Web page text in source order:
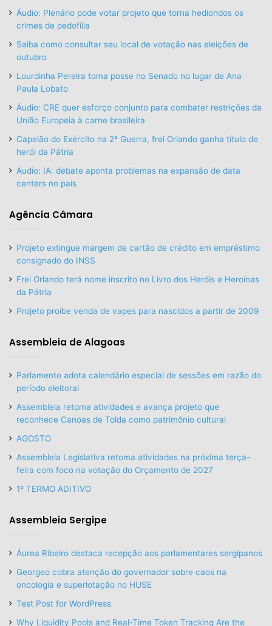
Áudio: Plenário pode votar projeto que torna hediondos os
crimes de pedofilia
Saiba como consultar seu local de votação nas eleições de
outubro
Lourdinha Pereira toma posse no Senado no lugar de Ana
Paula Lobato
Áudio: CRE quer esforço conjunto para combater restrições da
União Europeia à carne brasileira
Capelão do Exército na 2ª Guerra, frei Orlando ganha título de
herói da Pátria
Áudio: IA: debate aponta problemas na expansão de data
centers no país
Agência Câmara
Projeto extingue margem de cartão de crédito em empréstimo
consignado do INSS
Frei Orlando terá nome inscrito no Livro dos Heróis e Heroínas
da Pátria
Projeto proíbe venda de vapes para nascidos a partir de 2009
Assembleia de Alagoas
Parlamento adota calendário especial de sessões em razão do
período eleitoral
Assembleia retoma atividades e avança projeto que
reconhece Canoas de Tolda como patrimônio cultural
AGOSTO
Assembleia Legislativa retoma atividades na próxima terça-
feira com foco na votação do Orçamento de 2027
1º TERMO ADITIVO
Assembleia Sergipe
Áurea Ribeiro destaca recepção aos parlamentares sergipanos
Georgeo cobra atenção do governador sobre caos na
oncologia e superlotação no HUSE
Test Post for WordPress
Why Liquidity Pools and Real-Time Token Tracking Are the